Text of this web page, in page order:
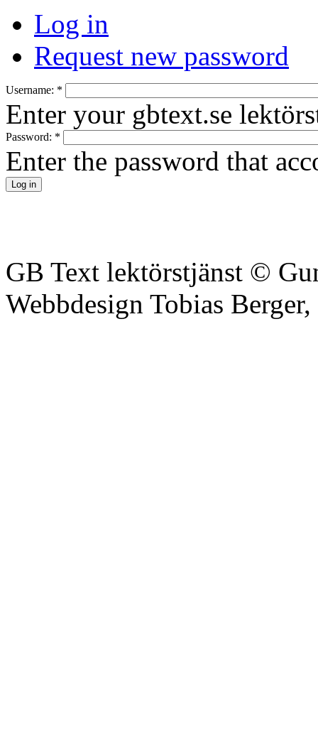
Log in
Request new password
Username: *
Enter your gbtext.se
Password: *
Enter the password that
GB Text lektörstjänst ©
Webbdesign Tobias